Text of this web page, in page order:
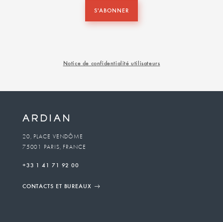
S'ABONNER
Notice de confidentialité utilisateurs
20, PLACE VENDÔME
75001 PARIS, FRANCE
+33 1 41 71 92 00
CONTACTS ET BUREAUX